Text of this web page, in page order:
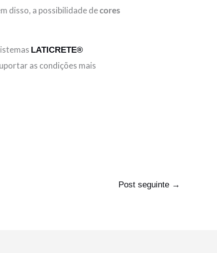
disso, a possibilidade decores
LATICRETE®
as condições mais
Post seguinte →